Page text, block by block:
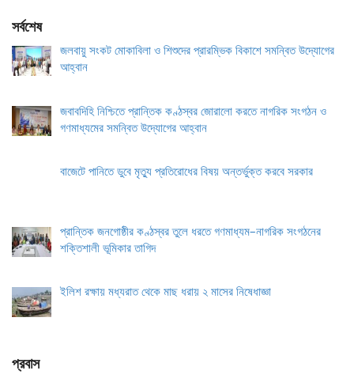
সর্বশেষ
জলবায়ু সংকট মোকাবিলা ও শিশুদের প্রারম্ভিক বিকাশে সমন্বিত উদ্যোগের
আহ্বান
জবাবদিহি নিশ্চিতে প্রান্তিক কণ্ঠস্বর জোরালো করতে নাগরিক সংগঠন ও
গণমাধ্যমের সমন্বিত উদ্যোগের আহ্বান
বাজেটে পানিতে ডুবে মৃত্যু প্রতিরোধের বিষয় অন্তর্ভুক্ত করবে সরকার
প্রান্তিক জনগোষ্ঠীর কণ্ঠস্বর তুলে ধরতে গণমাধ্যম–নাগরিক সংগঠনের
শক্তিশালী ভূমিকার তাগিদ
ইলিশ রক্ষায় মধ্যরাত থেকে মাছ ধরায় ২ মাসের নিষেধাজ্ঞা
প্রবাস